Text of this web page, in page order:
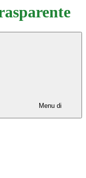
Menu di